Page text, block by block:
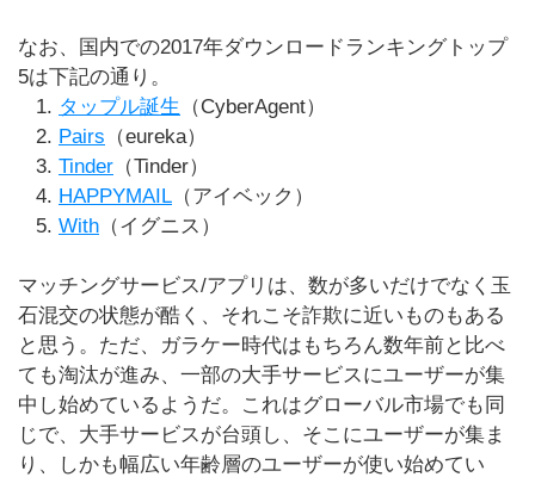
なお、国内での2017年ダウンロードランキングトップ
5は下記の通り。
タップル誕生
（CyberAgent）
Pairs （eureka）
Tinder （Tinder）
HAPPYMAIL （アイベック）
With （イグニス）
マッチングサービス/アプリは、数が多いだけでなく玉
石混交の状態が酷く、それこそ詐欺に近いものもある
と思う。ただ、ガラケー時代はもちろん数年前と比べ
ても淘汰が進み、一部の大手サービスにユーザーが集
中し始めているようだ。これはグローバル市場でも同
じで、大手サービスが台頭し、そこにユーザーが集ま
り、しかも幅広い年齢層のユーザーが使い始めてい